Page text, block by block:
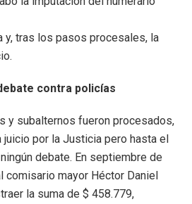
y, tras los pasos procesales, la
contra policías
y subalternos fueron procesados,
por la Justicia pero hasta el
debate. En septiembre de
comisario mayor Héctor Daniel
la suma de $ 458.779,